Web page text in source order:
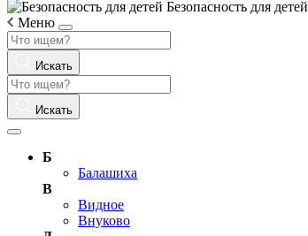
Безопасность для детей
Меню
Искать
Искать
Б
Балашиха
В
Видное
Внуково